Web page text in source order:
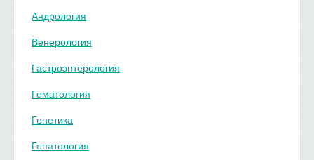
Андрология
Венерология
Гастроэнтерология
Гематология
Генетика
Гепатология